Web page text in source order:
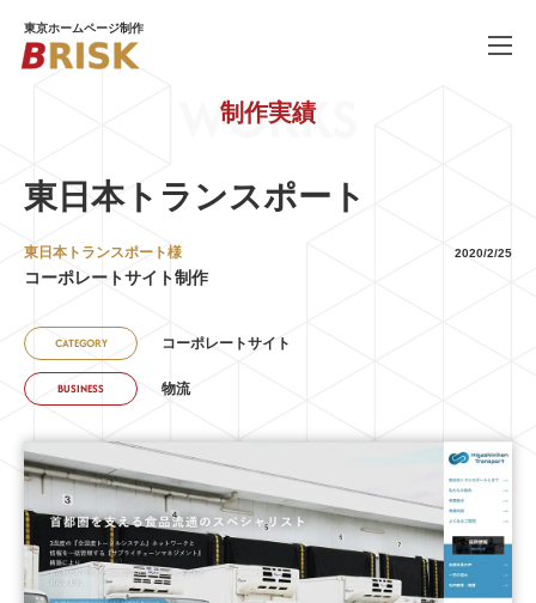
東京ホームページ制作
SERVICE ホームページ制作
PRICE
BLOG ブログ
制作実績
WORKS
東日本トランスポート
東日本トランスポート様
コーポレートサイト制作
2020/2/25
CATEGORY コーポレートサイト
BUSINESS 物流